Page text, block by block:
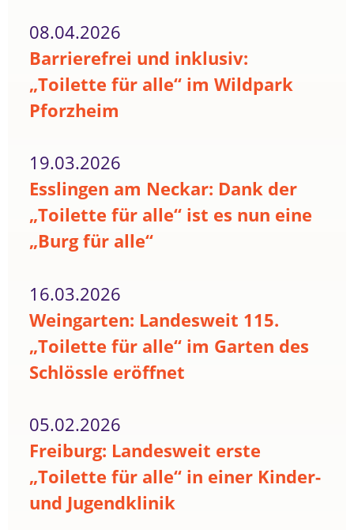
08.04.2026
Barrierefrei und inklusiv:
„Toilette für alle“ im Wildpark
Pforzheim
19.03.2026
Esslingen am Neckar: Dank der
„Toilette für alle“ ist es nun eine
„Burg für alle“
16.03.2026
Weingarten: Landesweit 115.
„Toilette für alle“ im Garten des
Schlössle eröffnet
05.02.2026
Freiburg: Landesweit erste
„Toilette für alle“ in einer Kinder-
und Jugendklinik